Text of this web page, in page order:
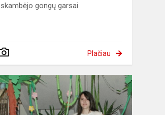
skambėjo gongų garsai
Plačiau